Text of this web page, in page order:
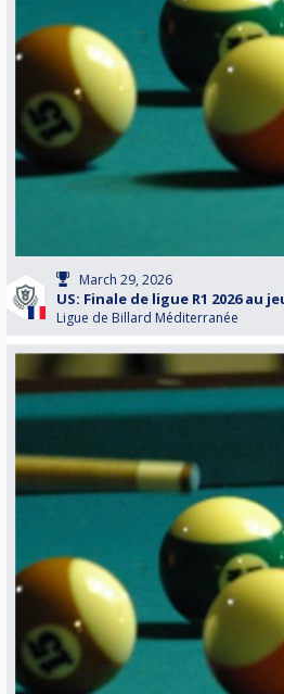
March 29, 2026
US: Finale de ligue R1 2026 au
Ligue de Billard Méditerranée